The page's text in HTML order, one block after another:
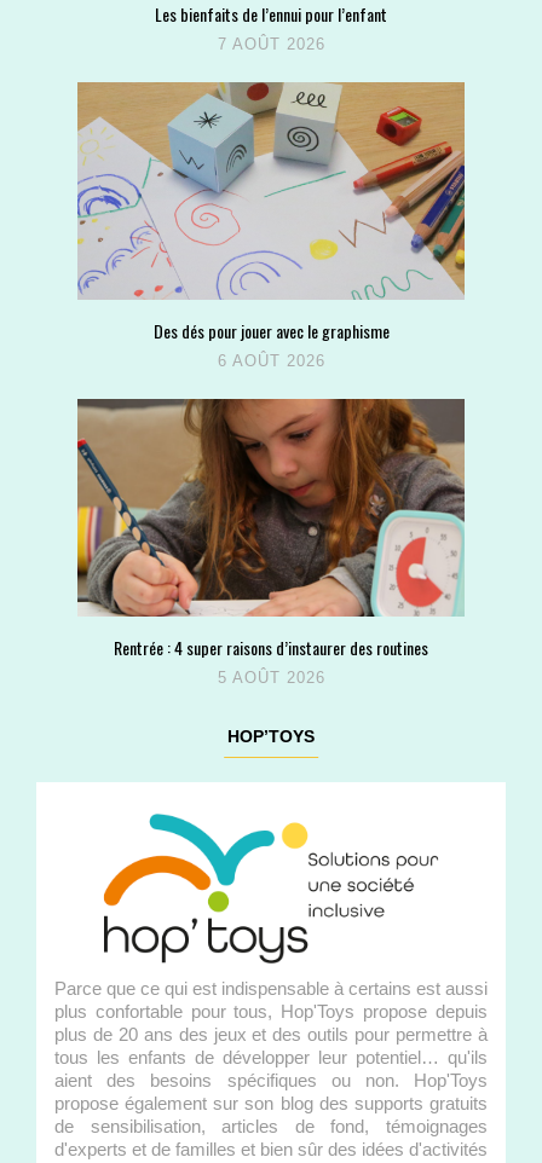
Les bienfaits de l’ennui pour l’enfant
7 AOÛT 2026
Des dés pour jouer avec le graphisme
6 AOÛT 2026
Rentrée : 4 super raisons d’instaurer des routines
5 AOÛT 2026
HOP’TOYS
Parce que ce qui est indispensable à certains est aussi
plus confortable pour tous, Hop'Toys propose depuis
plus de 20 ans des jeux et des outils pour permettre à
tous les enfants de développer leur potentiel… qu'ils
aient des besoins spécifiques ou non. Hop'Toys
propose également sur son blog des supports gratuits
de sensibilisation, articles de fond, témoignages
d'experts et de familles et bien sûr des idées d'activités